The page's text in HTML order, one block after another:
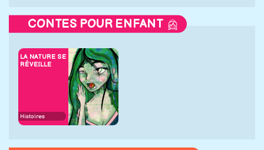
CONTES POUR ENFANT
LA NATURE SE
RÉVEILLE
Histoires